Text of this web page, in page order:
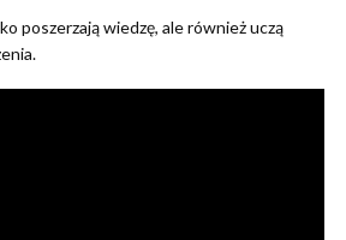
poszerzają wiedzę, ale również uczą